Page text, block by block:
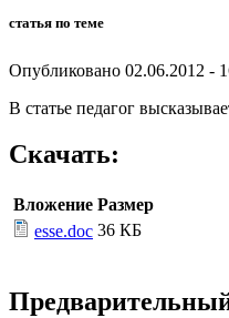
статья по теме
Опубликовано 02.06.2012 -
В статье педагог
Скачать:
Вложение Размер
esse.doc 36 КБ